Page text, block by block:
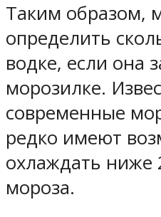
Таким образом,
определить
водке, если она
морозилке.
современные
редко имеют
охлаждать ниже
мороза.